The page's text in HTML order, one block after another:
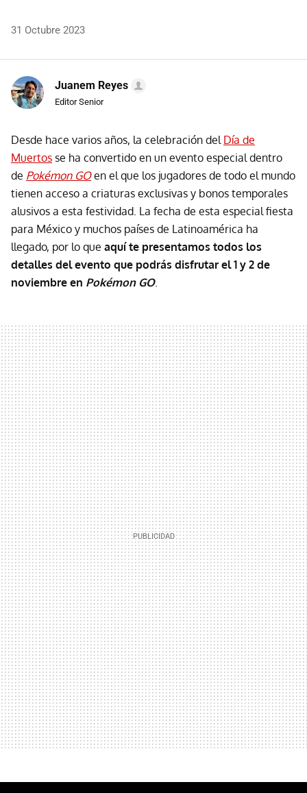
31 Octubre 2023
Juanem Reyes
Editor Senior
Desde hace varios años, la celebración del Día de
Muertos se ha convertido en un evento especial dentro
de Pokémon GOen el que los jugadores de todo el mundo
tienen acceso a criaturas exclusivas y bonos temporales
alusivos a esta festividad. La fecha de esta especial fiesta
para México y muchos países de Latinoamérica ha
llegado, por lo que aquí te presentamos todos los
detalles del evento que podrás disfrutar el 1 y 2 de
noviembre en Pokémon GO.